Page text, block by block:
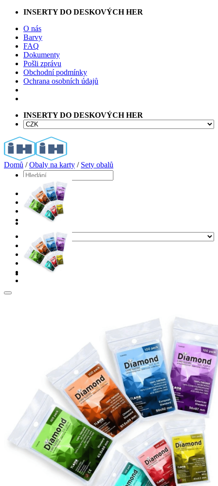
Přeskočit
obsah
INSERTY DO DESKOVÝCH HER
O nás
Barvy
FAQ
Dokumenty
Pošli zprávu
Obchodní podmínky
Ochrana osobních údajů
INSERTY DO DESKOVÝCH HER
Hledat:
Home
Shop
Barvy
Before buying
Přihlášení
Domů / Obaly na karty / Sety obalů